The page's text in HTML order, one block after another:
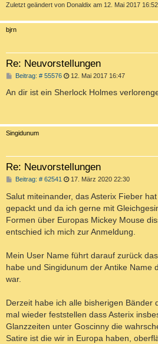
Zuletzt geändert von Donaldix am 12. Mai 2017
bjrn
Re: Neuvorstellungen
Beitrag: # 55576B
i
12. Mai 2017 16:47
An dir ist ein Sherlock Holmes
Singidunum
Re: Neuvorstellungen
Beitrag: # 62541 B
i
t
r
a
g
17. März 2020 22:30
Salut miteinander, das Asterix Fieber
gepackt und da ich gerne mit
Formen über Europas Mickey Mouse
entschied ich mich zur Anmeldung.
Mein User Name führt darauf zurück
habe und Singidunum der Antike Name
war.
Derzeit habe ich alle bisherigen Bänder
mal wieder feststellen dass Asterix
Glanzzeiten unter Goscinny die
Satire ist die wir in Europa haben,